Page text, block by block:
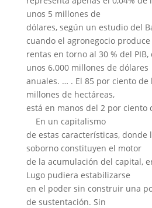
unos 5 millones de
dólares, según un estudio del
cuando el agronegocio produce
rentas en torno al 30 % del
unos 6.000 millones de dólares
anuales. … . El 85 por ciento de
millones de hectáreas,
está en manos del 2 por ciento
En un capitalismo
de estas características, donde
soborno constituyen el motor
de la acumulación del capital,
Lugo pudiera estabilizarse
en el poder sin construir una
de sustentación. Sin